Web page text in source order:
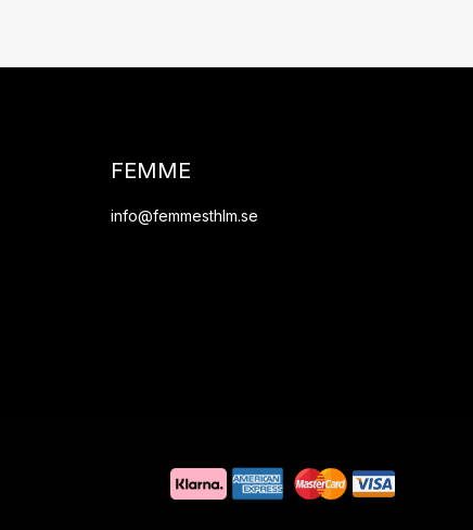
FEMME
info@femmesthlm.se